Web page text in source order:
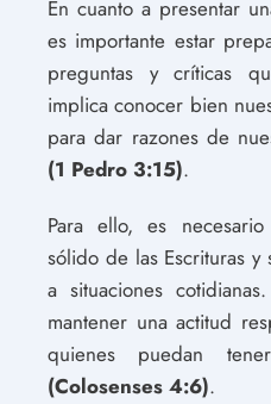
En cuanto a presentar
es importante estar
preguntas y críticas
implica conocer bien
para dar razones de
(1 Pedro 3:15).
Para ello, es
sólido de las Escrituras
a situaciones
mantener una actitud
quienes puedan
(Colosenses 4:6).